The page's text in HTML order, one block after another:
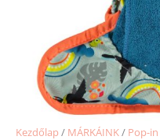
Kezdőlap / MÁRKÁINK/ Pop-in